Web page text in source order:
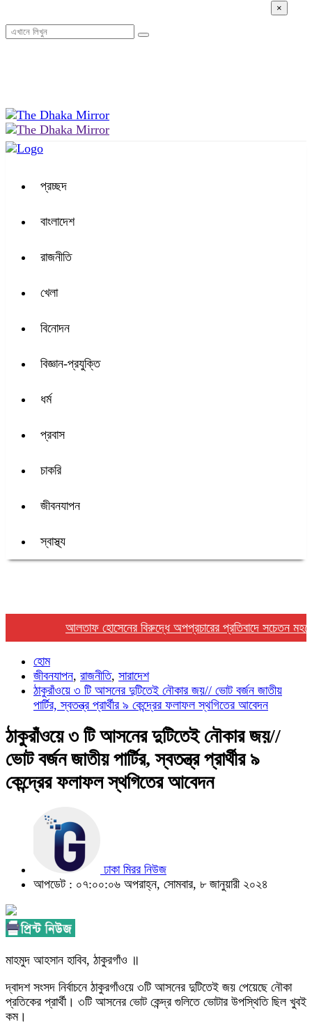
প্রচ্ছদ
বাংলাদেশ
রাজনীতি
খেলা
বিনোদন
বিজ্ঞান-প্রযুক্তি
ধর্ম
প্রবাস
চাকরি
জীবনযাপন
স্বাস্থ্য
আলতাফ হোসেনের বিরুদ্ধে অপপ্রচারের প্রতিবাদে সচেতন মহলের
×
হোম
জীবনযাপন, রাজনীতি, সারাদেশ
ঠাকুরাঁওয়ে ৩ টি আসনের দুটিতেই নৌকার জয়// ভোট বর্জন জাতীয়
পার্টির, স্বতন্ত্র প্রার্থীর ৯ কেন্দ্রের ফলাফল স্থগিতের আবেদন
ঠাকুরাঁওয়ে ৩ টি আসনের দুটিতেই নৌকার জয়//
ভোট বর্জন জাতীয় পার্টির, স্বতন্ত্র প্রার্থীর ৯
কেন্দ্রের ফলাফল স্থগিতের আবেদন
ঢাকা মিরর নিউজ
আপডেট : ০৭:০০:০৬ অপরাহ্ন, সোমবার, ৮ জানুয়ারী ২০২৪
মাহমুদ আহসান হাবিব, ঠাকুরগাঁও ॥
দ্বাদশ সংসদ নির্বাচনে ঠাকুরগাঁওয়ে ৩টি আসনের দুটিতেই জয় পেয়েছে নৌকা
প্রতিকের প্রার্থী। ৩টি আসনের ভোট কেন্দ্র গুলিতে ভোটার উপস্থিতি ছিল খুবই
কম।